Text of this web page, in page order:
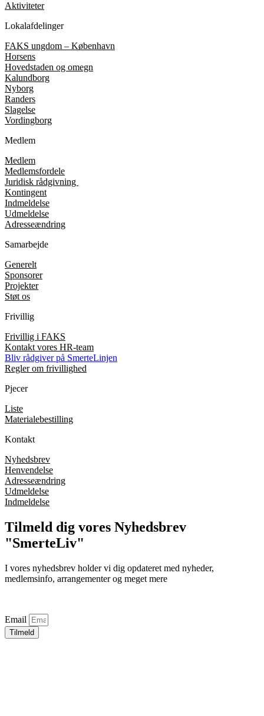
Aktiviteter
Lokalafdelinger
FAKS ungdom – København
Horsens
Hovedstaden og omegn
Kalundborg
Nyborg
Randers
Slagelse
Vordingborg
Medlem
Medlem
Medlemsfordele
Juridisk rådgivning
Kontingent
Indmeldelse
Udmeldelse
Adresseændring
Samarbejde
Generelt
Sponsorer
Projekter
Støt os
Frivillig
Frivillig i FAKS
Kontakt vores HR-team
Bliv rådgiver på SmerteLinjen
Regler om frivillighed
Pjecer
Liste
Materialebestilling
Kontakt
Nyhedsbrev
Henvendelse
Adresseændring
Udmeldelse
Indmeldelse
Tilmeld dig vores Nyhedsbrev
"SmerteLiv"
I vores nyhedsbrev holder vi dig opdateret med nyheder,
medlemsinfo, arrangementer og meget mere
Email
Tilmeld